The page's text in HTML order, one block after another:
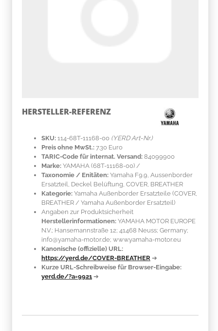
HERSTELLER-REFERENZ
SKU: 114-68T-11168-00 (YERD Art-Nr.)
Preis ohne MwSt.: 7.30 Euro
TARIC-Code für internat. Versand: 84099900
Marke: YAMAHA (68T-11168-00) /
Taxonomie / Enitäten: Yamaha F9.9, Aussenborder
Ersatzteil, Deckel Belüftung, COVER, BREATHER
Kategorie: Yamaha Außenborder Ersatzteile (COVER,
BREATHER / Yamaha Außenborder Ersatzteil)
Angaben zur Produktsicherheit
Herstellerinformationen: YAMAHA MOTOR EUROPE
N.V.; Hansemannstraße 12; 41468 Neuss; Germany;
info@yamaha-motor.de; www.yamaha-motor.eu
Kanonische (offizielle) URL:
https://yerd.de/COVER-BREATHER ➔
Kurze URL-Schreibweise für Browser-Eingabe:
yerd.de/?a=9921 ➔